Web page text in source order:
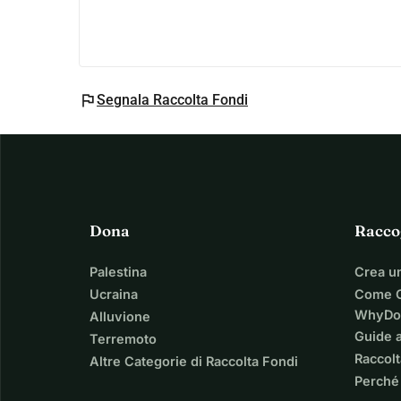
flagSegnala Raccolta Fondi
Dona
Palestina
Ucraina
Alluvione
Terremoto
Altre Categorie di Raccolta Fondi
Crea
Come
Guide